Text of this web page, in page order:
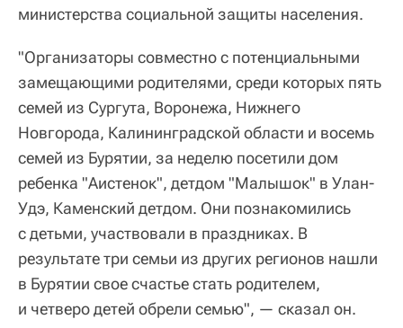
министерства социальной защиты населения.
"Организаторы совместно с потенциальными
замещающими родителями, среди которых пять
семей из Сургута, Воронежа, Нижнего
Новгорода, Калининградской области и восемь
семей из Бурятии, за неделю посетили дом
ребенка "Аистенок", детдом "Малышок" в Улан-
Удэ, Каменский детдом. Они познакомились
с детьми, участвовали в праздниках. В
результате три семьи из других регионов нашли
в Бурятии свое счастье стать родителем,
и четверо детей обрели семью", — сказал он.